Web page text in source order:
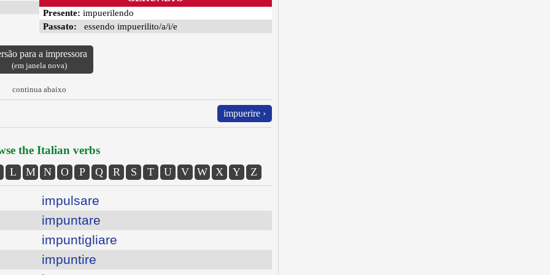
Presente: impuerilendo
Passato: essendo impuerilito/a/i/e
para a impressora
(em janela nova)
continua abaixo
impuerire ›
the Italian verbs
L M N O P Q R S T U V W X Y Z
impulsare
impuntare
impuntigliare
impuntire